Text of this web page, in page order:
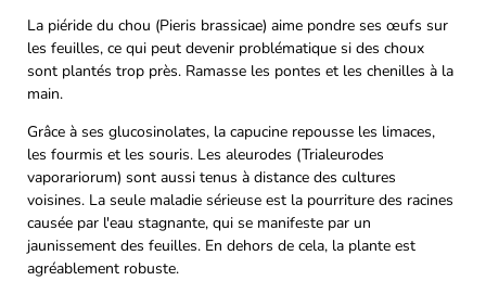
La piéride du chou (Pieris brassicae) aime pondre ses œufs sur
les feuilles, ce qui peut devenir problématique si des choux
sont plantés trop près. Ramasse les pontes et les chenilles à la
main.
Grâce à ses glucosinolates, la capucine repousse les limaces,
les fourmis et les souris. Les aleurodes (Trialeurodes
vaporariorum) sont aussi tenus à distance des cultures
voisines. La seule maladie sérieuse est la pourriture des racines
causée par l'eau stagnante, qui se manifeste par un
jaunissement des feuilles. En dehors de cela, la plante est
agréablement robuste.